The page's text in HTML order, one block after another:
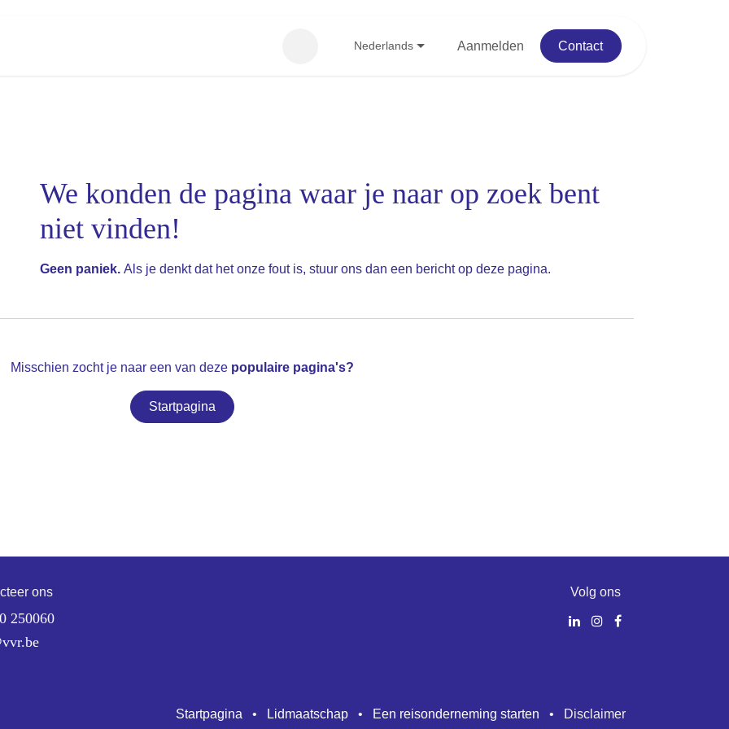
Blog Evenementen
Nederlands Aanmelden Contact
Fout 404
We konden de pagina waar je naar op zoek
bent niet vinden!
Geen paniek. Als je denkt dat het onze fout is, stuur ons dan een bericht opdeze pagina.
Misschien zocht je naar een van dezepopulaire pagina's?
Startpagina
ons
250060
Volg ons
Startpagina Lidmaatschap Een reisonderneming starten • Disclaimer